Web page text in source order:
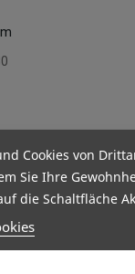
Cookies von
Sie Ihre
die Schaltfläche